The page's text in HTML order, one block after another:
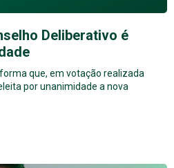
Deliberativo é
que, em votação realizada
por unanimidade a nova